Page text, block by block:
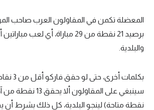
المعضلة تكمن في المقاولون العرب صاحب
برصيد 21 نقطة من 29 مباراة، أي لعب
والبلدية.